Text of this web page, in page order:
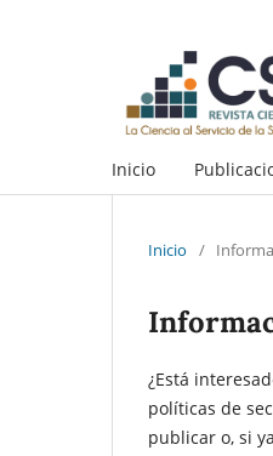
Inicio
Inicio /
¿Está
políticas de
publicar o, si